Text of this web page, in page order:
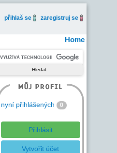
přihlaš se zaregistruj se
Home
nyní přihlášených 0
Přihlásit
Vytvořit účet